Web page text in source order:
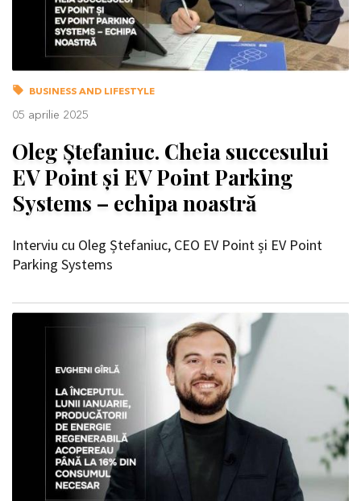
BUSINESS AND LIFESTYLE
05 aprilie 2025
Oleg Ștefaniuc. Cheia succesului
EV Point și EV Point Parking
Systems – echipa noastră
Interviu cu Oleg Ștefaniuc, CEO EV Point și EV Point
Parking Systems